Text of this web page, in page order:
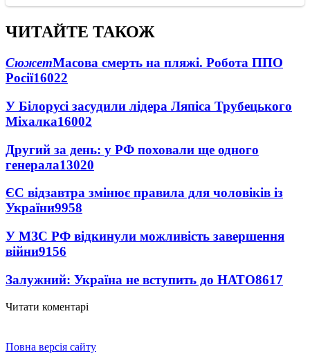
ЧИТАЙТЕ ТАКОЖ
СюжетМасова смерть на пляжі. Робота ППО
Росії16022
У Білорусі засудили лідера Ляпіса Трубецького
Міхалка16002
Другий за день: у РФ поховали ще одного
генерала13020
ЄС відзавтра змінює правила для чоловіків із
України9958
У МЗС РФ відкинули можливість завершення
війни9156
Залужний: Україна не вступить до НАТО8617
Читати коментарі
Повна версія сайту